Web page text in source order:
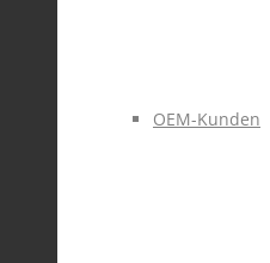
OEM-Kunden